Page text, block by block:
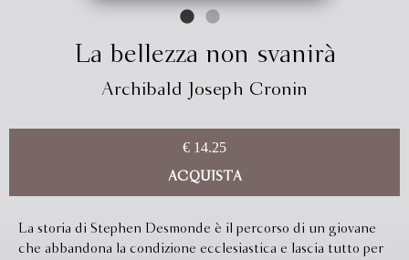
La bellezza non svanirà
Archibald Joseph Cronin
€ 14.25
ACQUISTA
La storia di Stephen Desmonde è il percorso di un giovane
che abbandona la condizione ecclesiastica e lascia tutto per